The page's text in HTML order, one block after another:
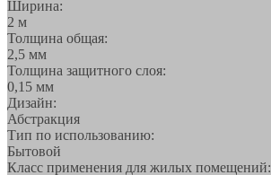
Ширина:
2 м
Толщина общая:
2,5 мм
Толщина защитного слоя:
0,15 мм
Дизайн:
Абстракция
Тип по использованию:
Бытовой
Класс применения для жилых помещений: